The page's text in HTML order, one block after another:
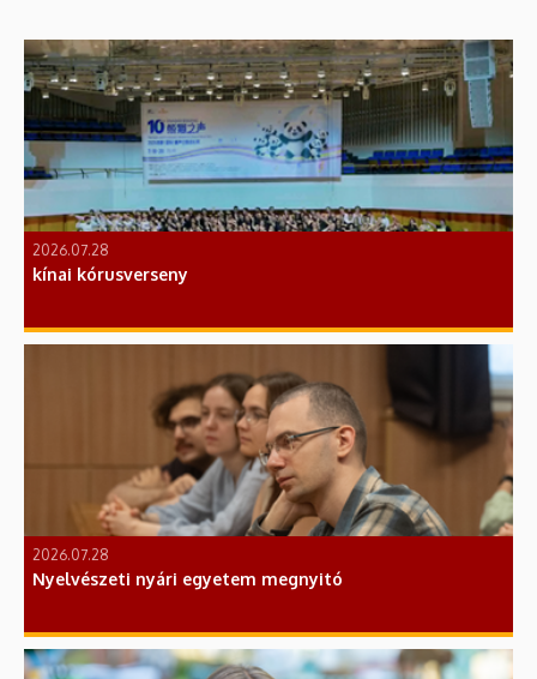
2026.07.28
kínai kórusverseny
2026.07.28
Nyelvészeti nyári egyetem megnyitó